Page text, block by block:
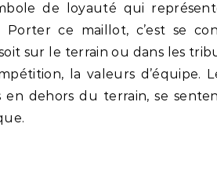
de loyauté qui
ce maillot, c’est se
sur le terrain ou dans les
la valeurs d’équipe.
dehors du terrain, se